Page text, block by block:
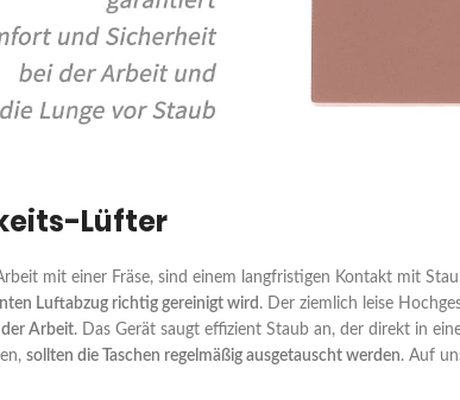
Lüfter
mit einer Fräse, sind einem langfristigen Kontakt mit
Luftabzug richtig gereinigt wird . Der ziemlich leise
Arbeit. Das Gerät saugt effizient Staub an, der direkt in
sollten die Taschen regelmäßig ausgetauscht werden. Auf